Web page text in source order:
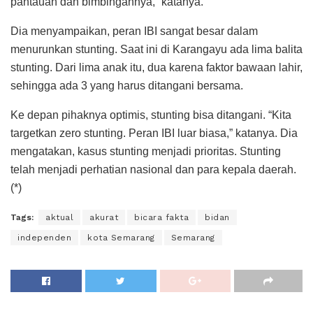
Dia menyampaikan, peran IBI sangat besar dalam
menurunkan stunting. Saat ini di Karangayu ada lima balita
stunting. Dari lima anak itu, dua karena faktor bawaan lahir,
sehingga ada 3 yang harus ditangani bersama.
Ke depan pihaknya optimis, stunting bisa ditangani. “Kita
targetkan zero stunting. Peran IBI luar biasa,” katanya. Dia
mengatakan, kasus stunting menjadi prioritas. Stunting
telah menjadi perhatian nasional dan para kepala daerah.
(*)
Tags: aktual akurat bicara fakta bidan
independen kota Semarang Semarang